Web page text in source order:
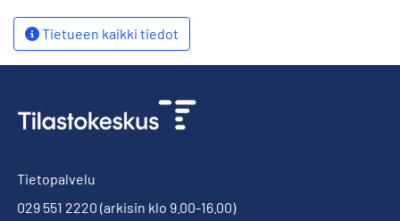
Tietueen kaikki tiedot
Tietopalvelu
029 551 2220 (arkisin klo 9.00-16.00)